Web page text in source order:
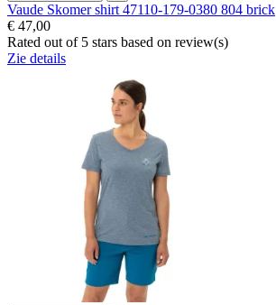
Vaude Skomer shirt 47110-179-0380 804 brick
€ 47,00
Rated out of 5 stars based on review(s)
Zie details